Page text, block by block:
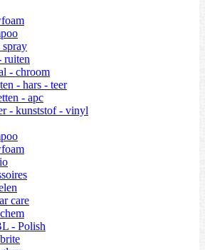
ruiten
- chroom
- hars - teer
- apc
- kunststof - vinyl
care
- Polish